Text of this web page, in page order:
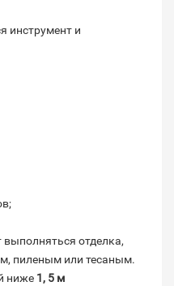
инструмент и
выполняться отделка,
пиленым или тесаным.
ниже 1, 5 м